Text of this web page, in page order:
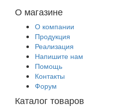
О магазине
О компании
Продукция
Реализация
Напишите нам
Помощь
Контакты
Форум
Каталог товаров